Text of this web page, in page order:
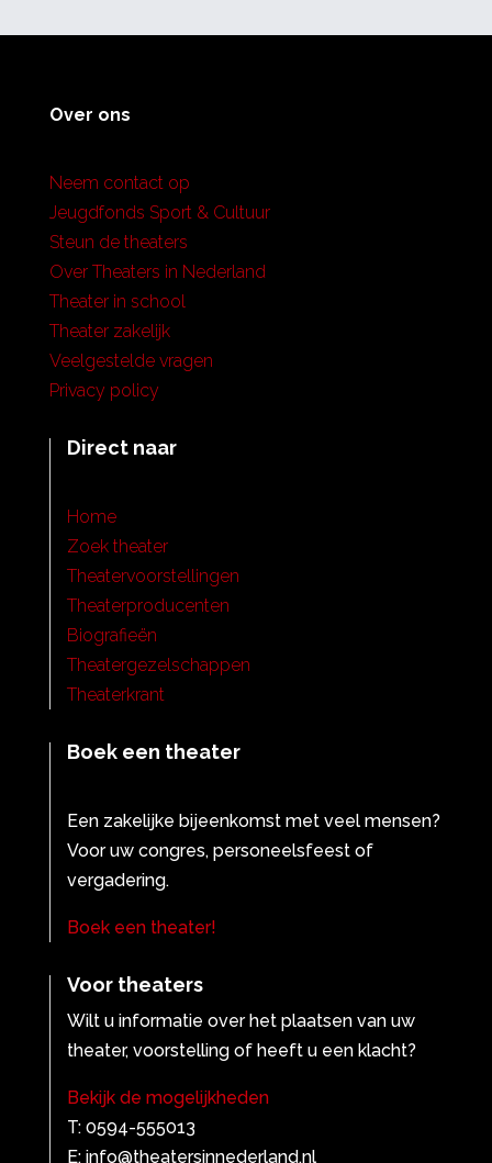
Over ons
Neem contact op
Jeugdfonds Sport & Cultuur
Steun de theaters
Over Theaters in Nederland
Theater in school
Theater zakelijk
Veelgestelde vragen
Privacy policy
Direct naar
Home
Zoek theater
Theatervoorstellingen
Theaterproducenten
Biografieën
Theatergezelschappen
Theaterkrant
Boek een theater
Een zakelijke bijeenkomst met veel mensen?
Voor uw congres, personeelsfeest of
vergadering.
Boek een theater!
Voor theaters
Wilt u informatie over het plaatsen van uw
theater, voorstelling of heeft u een klacht?
Bekijk de mogelijkheden
T: 0594-555013
E: info@theatersinnederland.nl